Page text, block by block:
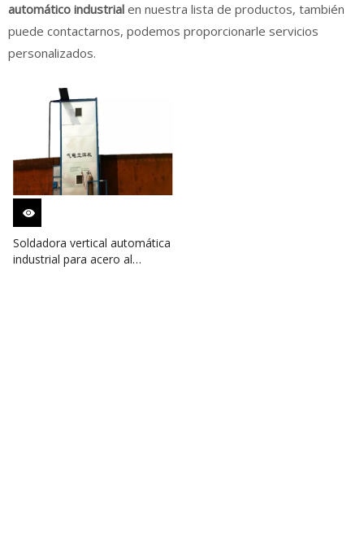
automático industrial en nuestra lista de productos, también
puede contactarnos, podemos proporcionarle servicios
personalizados.
Soldadora vertical automática
industrial para acero al